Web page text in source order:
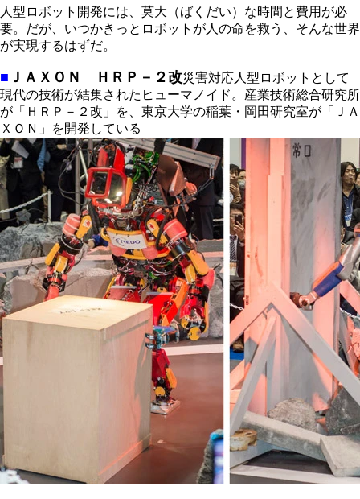
人型ロボット開発には、莫大（ばくだい）な時間と費用が必
要。だが、いつかきっとロボットが人の命を救う、そんな世界
が実現するはずだ。
■ ＪＡＸＯＮ ＨＲＰ－２改災害対応人型ロボットとして
現代の技術が結集されたヒューマノイド。産業技術総合研究所
が「ＨＲＰ－２改」を、東京大学の稲葉・岡田研究室が「ＪＡ
ＸＯＮ」を開発している